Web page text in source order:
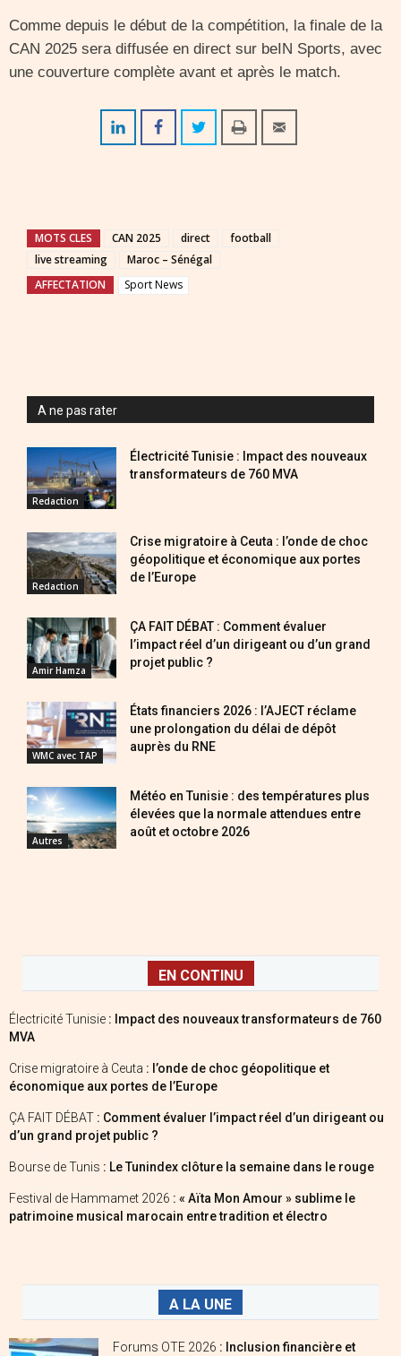
Comme depuis le début de la compétition, la finale de la
CAN 2025 sera diffusée en direct sur beIN Sports, avec
une couverture complète avant et après le match.
MOTS CLES CAN 2025 direct
football
live streaming
Maroc – Sénégal
AFFECTATION
Sport News
A ne pas rater
Redaction
Électricité Tunisie : Impact des nouveaux
transformateurs de 760 MVA
Redaction
Crise migratoire à Ceuta : l’onde de choc
géopolitique et économique aux portes
de l’Europe
Amir Hamza
ÇA FAIT DÉBAT : Comment évaluer
l’impact réel d’un dirigeant ou d’un grand
projet public ?
WMC avec TAP
États financiers 2026 : l’AJECT réclame
une prolongation du délai de dépôt
auprès du RNE
Autres
Météo en Tunisie : des températures plus
élevées que la normale attendues entre
août et octobre 2026
EN CONTINU
Électricité Tunisie : Impact des nouveaux transformateurs de 760
MVA
Crise migratoire à Ceuta : l’onde de choc géopolitique et
économique aux portes de l’Europe
ÇA FAIT DÉBAT : Comment évaluer l’impact réel d’un dirigeant ou
d’un grand projet public ?
Bourse de Tunis : Le Tunindex clôture la semaine dans le rouge
Festival de Hammamet 2026 : « Aïta Mon Amour » sublime le
patrimoine musical marocain entre tradition et électro
A LA UNE
Forums OTE 2026 : Inclusion financière et